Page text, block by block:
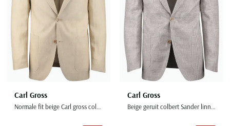
Carl Gross
Normale fit beige Carl gross colbert concept green tebbo
Carl Gross
Beige geruit colbert Sander linnen